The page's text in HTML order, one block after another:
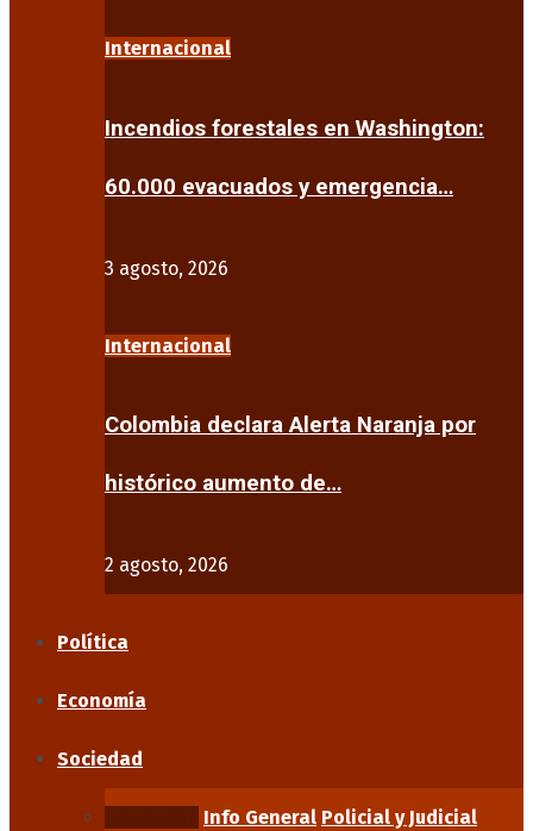
Internacional
Incendios forestales en Washington:
60.000 evacuados y emergencia…
3 agosto, 2026
Internacional
Colombia declara Alerta Naranja por
histórico aumento de…
2 agosto, 2026
Política
Economía
Sociedad
Info General Policial y Judicial